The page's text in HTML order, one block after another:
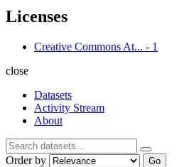
Licenses
Creative Commons At... - 1
close
Datasets
Activity Stream
About
Order by Go